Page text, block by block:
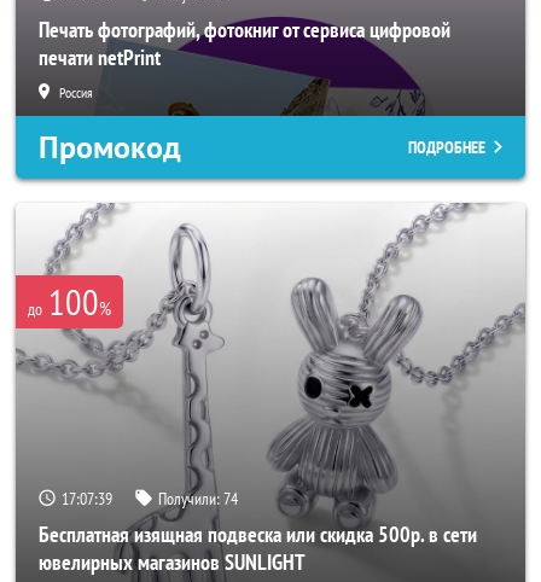
Печать фотографий, фотокниг от сервиса цифровой
печати netPrint
Россия
Промокод ПОДРОБНЕЕ
до 100%
17:07:36 Получили:74
Бесплатная изящная подвеска или скидка 500р. в сети
ювелирных магазинов SUNLIGHT